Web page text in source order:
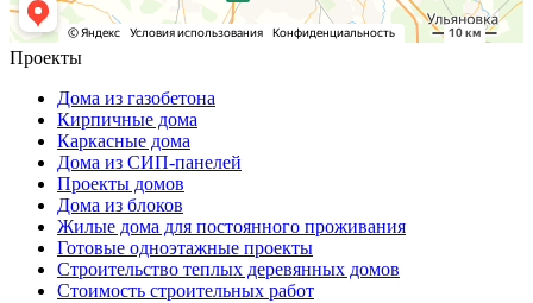
Проекты
Дома из газобетона
Кирпичные дома
Каркасные дома
Дома из СИП-панелей
Проекты домов
Дома из блоков
Жилые дома для постоянного проживания
Готовые одноэтажные проекты
Строительство теплых деревянных домов
Стоимость строительных работ